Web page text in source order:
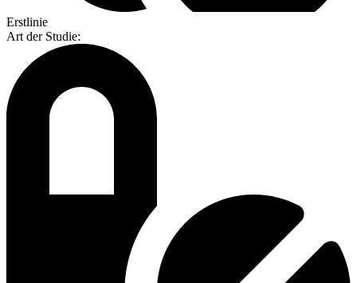
Erstlinie
Art der Studie: